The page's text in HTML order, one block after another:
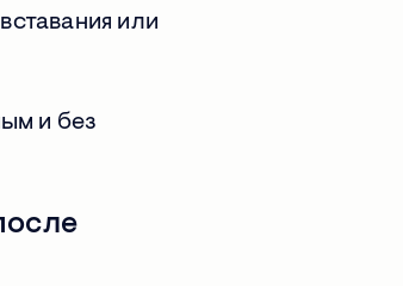
или
и без